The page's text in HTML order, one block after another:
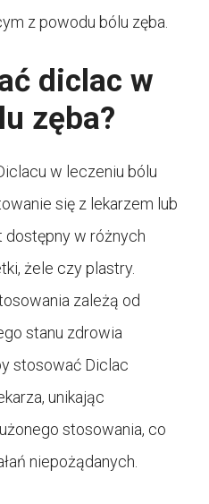
z powodu bólu zęba.
diclac w
zęba?
w leczeniu bólu
się z lekarzem lub
dostępny w różnych
żele czy plastry.
zależą od
stanu zdrowia
stosować Diclac
unikając
stosowania, co
niepożądanych.